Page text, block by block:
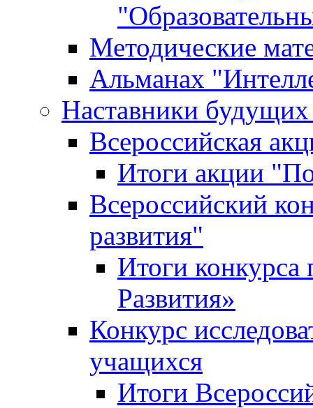
Методические
Альманах
Наставники
Всероссийская
Итоги акции
Всероссийский
развития"
Итоги конкурса
Развития»
Конкурс
учащихся
Итоги